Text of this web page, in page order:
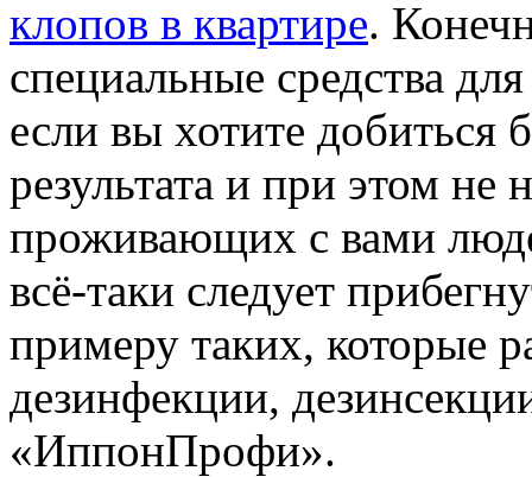
клопов в квартире.
специальные средства
если вы хотите добиться
результата и при этом не
проживающих с вами
всё-таки следует
примеру таких, которые
дезинфекции,
«ИппонПрофи».